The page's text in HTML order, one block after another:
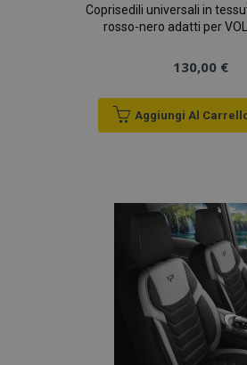
Coprisedili universali in
rosso-nero adatti per
130,00 €
Aggiungi Al